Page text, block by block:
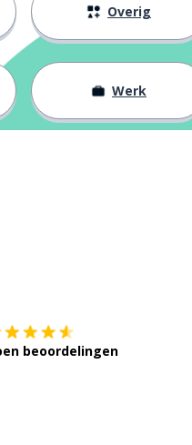
Overig
Werk
beoordelingen